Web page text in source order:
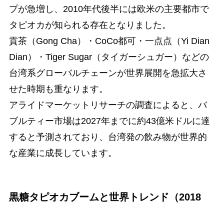
プが急増し、2010年代後半には欧米の主要都市で
タピオカが知られる存在となりました。
貢茶（Gong Cha）・CoCo都可・一点点（Yi Dian
Dian）・Tiger Sugar（タイガーシュガー）などの
台湾系グローバルチェーンが世界展開を急拡大さ
せた時期も重なります。
アライドマーケットリサーチの調査によると、バ
ブルティー市場は2027年までに約43億米ドルに達
すると予測されており、台湾発の飲み物が世界的
な産業に成長しています。
黒糖タピオカブームと世界トレンド（2018